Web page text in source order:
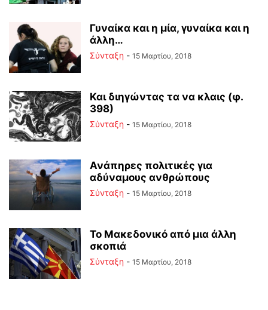
Γυναίκα και η μία, γυναίκα και η
άλλη…
Σύνταξη - 15 Μαρτίου, 2018
Και διηγώντας τα να κλαις (φ.
398)
Σύνταξη - 15 Μαρτίου, 2018
Ανάπηρες πολιτικές για
αδύναμους ανθρώπους
Σύνταξη - 15 Μαρτίου, 2018
Το Μακεδονικό από μια άλλη
σκοπιά
Σύνταξη - 15 Μαρτίου, 2018